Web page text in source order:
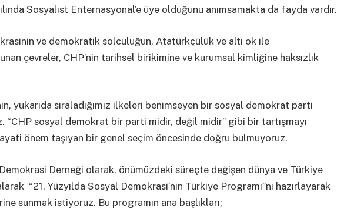
Sosyalist Enternasyonal’e üye olduğunu anımsamakta da fayda vardır.
ve demokratik solculuğun, Atatürkçülük ve altı ok ile
çevreler, CHP’nin tarihsel birikimine ve kurumsal kimliğine haksızlık
yukarıda sıraladığımız ilkeleri benimseyen bir sosyal demokrat parti
“CHP sosyal demokrat bir parti midir, değil midir” gibi bir tartışmayı
önem taşıyan bir genel seçim öncesinde doğru bulmuyoruz.
Derneği olarak, önümüzdeki süreçte değişen dünya ve Türkiye
“21. Yüzyılda Sosyal Demokrasi’nin Türkiye Programı”nı hazırlayarak
sunmak istiyoruz. Bu programın ana başlıkları;